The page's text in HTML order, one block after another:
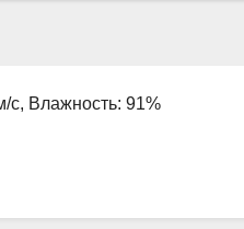
с, Влажность: 91%